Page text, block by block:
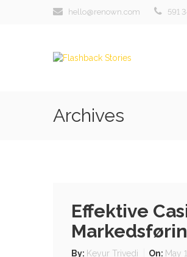
hello@renown.com 591
Archives
Effektive
By: Keyur Trivedi On: May